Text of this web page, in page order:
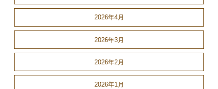
2026年4月
2026年3月
2026年2月
2026年1月